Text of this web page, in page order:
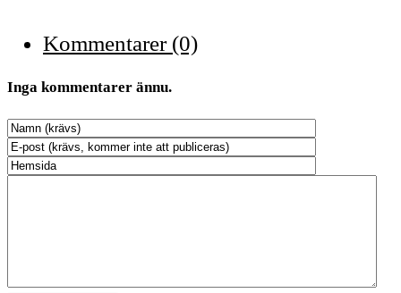
Kommentarer (0)
Inga kommentarer ännu.